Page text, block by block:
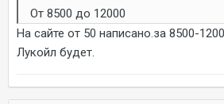
От 8500 до 12000
На сайте от 50 написано.за 8500-
Лукойл будет.